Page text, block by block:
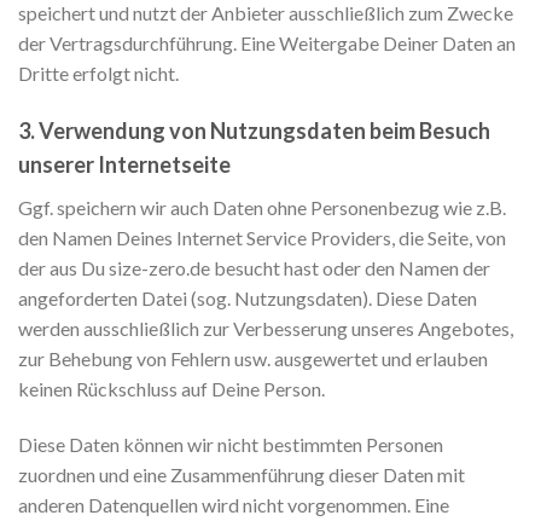
speichert und nutzt der Anbieter ausschließlich zum Zwecke
der Vertragsdurchführung. Eine Weitergabe Deiner Daten an
Dritte erfolgt nicht.
3. Verwendung von Nutzungsdaten beim Besuch
unserer Internetseite
Ggf. speichern wir auch Daten ohne Personenbezug wie z.B.
den Namen Deines Internet Service Providers, die Seite, von
der aus Du size-zero.de besucht hast oder den Namen der
angeforderten Datei (sog. Nutzungsdaten). Diese Daten
werden ausschließlich zur Verbesserung unseres Angebotes,
zur Behebung von Fehlern usw. ausgewertet und erlauben
keinen Rückschluss auf Deine Person.
Diese Daten können wir nicht bestimmten Personen
zuordnen und eine Zusammenführung dieser Daten mit
anderen Datenquellen wird nicht vorgenommen. Eine